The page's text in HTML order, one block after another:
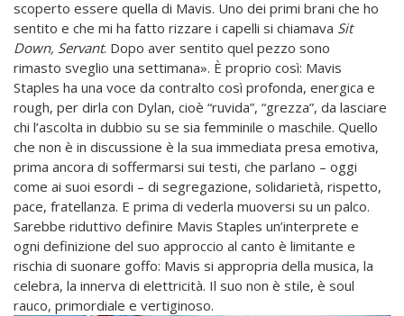
scoperto essere quella di Mavis. Uno dei primi brani che ho
sentito e che mi ha fatto rizzare i capelli si chiamava Sit
Down, Servant. Dopo aver sentito quel pezzo sono
rimasto sveglio una settimana». È proprio così: Mavis
Staples ha una voce da contralto così profonda, energica e
rough, per dirla con Dylan, cioè “ruvida”, “grezza”, da lasciare
chi l’ascolta in dubbio su se sia femminile o maschile. Quello
che non è in discussione è la sua immediata presa emotiva,
prima ancora di soffermarsi sui testi, che parlano – oggi
come ai suoi esordi – di segregazione, solidarietà, rispetto,
pace, fratellanza. E prima di vederla muoversi su un palco.
Sarebbe riduttivo definire Mavis Staples un’interprete e
ogni definizione del suo approccio al canto è limitante e
rischia di suonare goffo: Mavis si appropria della musica, la
celebra, la innerva di elettricità. Il suo non è stile, è soul
rauco, primordiale e vertiginoso.